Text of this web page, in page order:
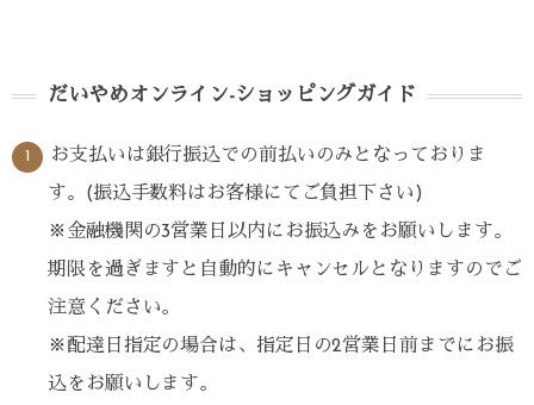
だいやめオンライン-ショッピングガイド
お支払いは銀行振込での前払いのみとなっておりま
す。(振込手数料はお客様にてご負担下さい)
※金融機関の3営業日以内にお振込みをお願いします。
期限を過ぎますと自動的にキャンセルとなりますのでご
注意ください。
※配達日指定の場合は、指定日の2営業日前までにお振
込をお願いします。